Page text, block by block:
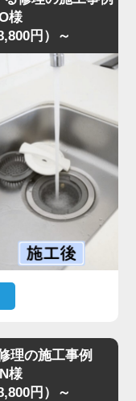
ミが溢れ、第2槽
た油が排水管上部
態でした。
分と絡み合って
の原因です。
十分と判断し、業
ップ内部まで徹底
し、排水が一気に
く安心できた」と
放置すると悪臭・
様
円）～
日でご依頼いただ
野菜くずが内部に
理の施工事例
様
円）～